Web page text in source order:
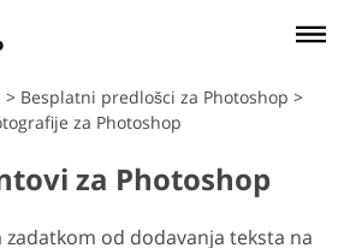
> Besplatni predlošci za Photoshop >
za Photoshop
za Photoshop
zadatkom od dodavanja teksta na